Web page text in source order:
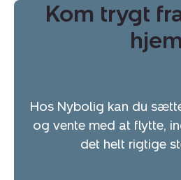
Kom trygt
hjem
Hos Nybolig kan du
og vente med at flytte,
det helt rigtige